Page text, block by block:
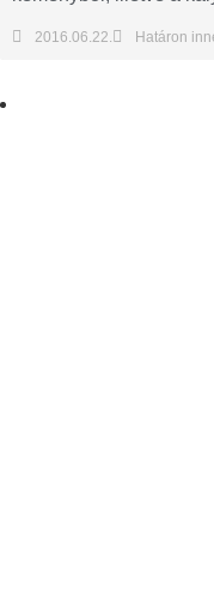
2016.06.22. Határon